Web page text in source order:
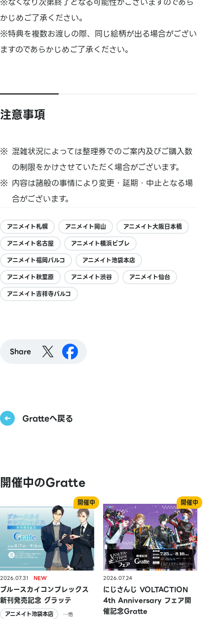
かじめご了承ください。
※特典を複数お渡しの際、同じ絵柄が出る場合がござい
ますのであらかじめご了承ください。
注意事項
混雑状況によっては整理券でのご案内及びご購入数
の制限をかけさせていただく場合がございます。
内容は諸般の事情により変更・延期・中止となる場
合がございます。
アニメイト札幌 アニメイト岡山
アニメイト大阪日本橋
アニメイト名古屋
アニメイト横浜ビブレ
アニメイト福岡パルコ
アニメイト池袋本店
アニメイト秋葉原
アニメイト渋谷
アニメイト仙台
アニメイト吉祥寺パルコ
Share
Gratteへ戻る
開催中のGratte
2026.07.31
ブルースカイコンプレックス
新刊発売記念 グラッテ
アニメイト池袋本店
…他
2026.07.24
にじさんじ VOLTACTION
4th Anniversary フェア開
催記念Gratte